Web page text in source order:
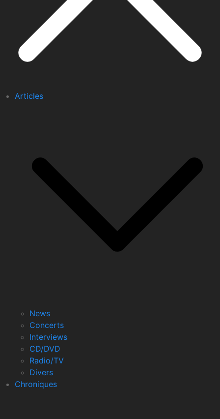
Articles
News
Concerts
Interviews
CD/DVD
Radio/TV
Divers
Chroniques